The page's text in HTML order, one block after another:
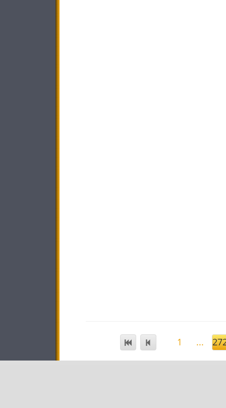
1 ...